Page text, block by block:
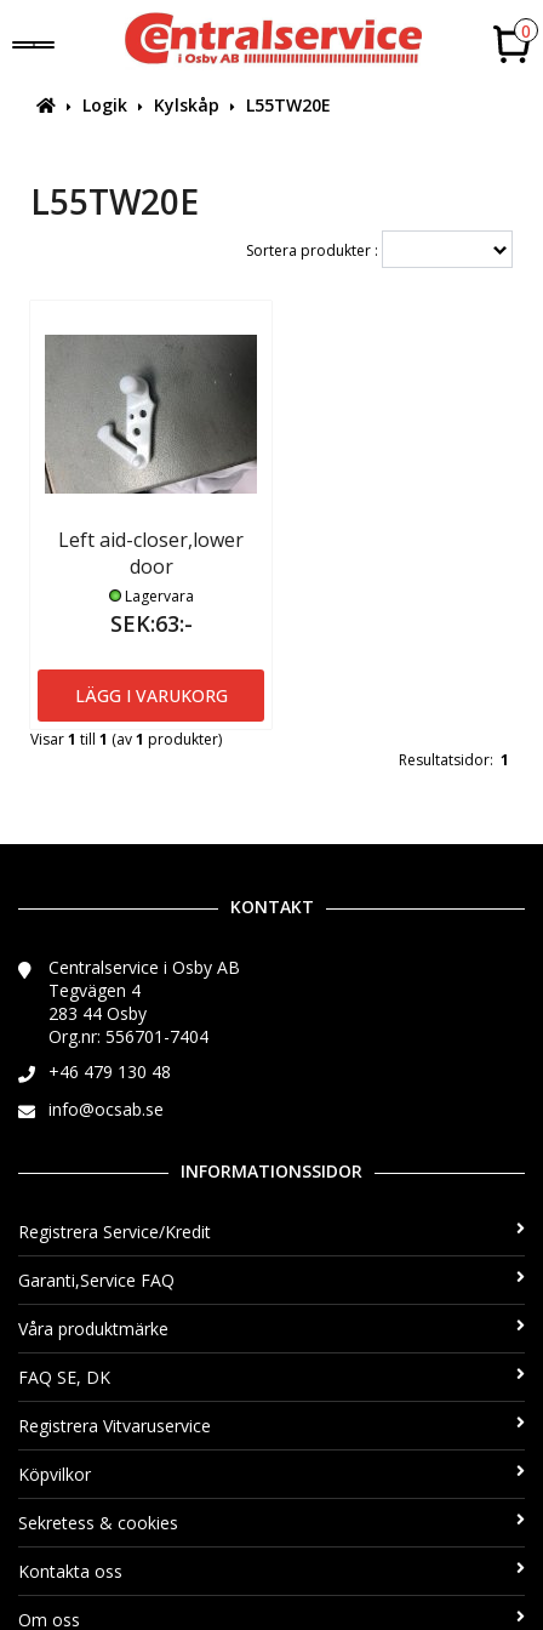
0
Logik Kylskåp L55TW20E
L55TW20E
Sortera produkter :
Left aid-closer,lower
door
Lagervara
SEK:63:-
LÄGG I VARUKORG
Visar1 till 1 (av1 produkter)
Resultatsidor: 1
KONTAKT
Centralservice i Osby AB
Tegvägen 4
283 44 Osby
Org.nr: 556701-7404
+46 479 130 48
info@ocsab.se
INFORMATIONSSIDOR
Registrera Service/Kredit
Garanti,Service FAQ
Våra produktmärke
FAQ SE, DK
Registrera Vitvaruservice
Köpvilkor
Sekretess & cookies
Kontakta oss
Om oss